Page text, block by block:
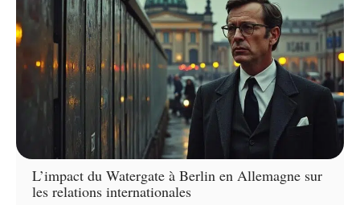
L’impact du Watergate à Berlin en Allemagne sur
les relations internationales